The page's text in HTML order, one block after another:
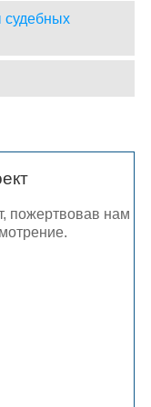
судебных
пожертвовав нам